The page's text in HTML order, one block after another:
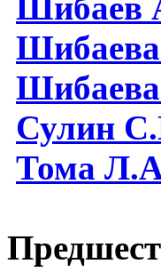
Шибаев
Сулин
Тома